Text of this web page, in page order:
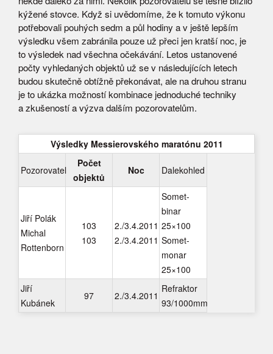
kýžené stovce. Když si uvědomíme, že k tomuto výkonu
potřebovali pouhých sedm a půl hodiny a v ještě lepším
výsledku všem zabránila pouze už přeci jen kratší noc, je
to výsledek nad všechna očekávání. Letos ustanovené
počty vyhledaných objektů už se v následujících letech
budou skutečně obtížně překonávat, ale na druhou stranu
je to ukázka možností kombinace jednoduché techniky
a zkušeností a výzva dalším pozorovatelům.
Výsledky Messierovského maratónu 2011
Pozorovatel
Počet
objektů
Noc Dalekohled
Jiří Polák
Michal
Rottenborn
103
103
2./3.4.2011
2./3.4.2011
Somet-
binar
25×100
Somet-
monar
25×100
Jiří
Kubánek
97 2./3.4.2011
Refraktor
93/1000mm